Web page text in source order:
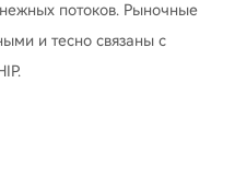
потоков. Рыночные
и тесно связаны с